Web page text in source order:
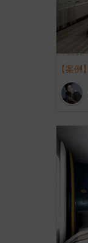
【案例】